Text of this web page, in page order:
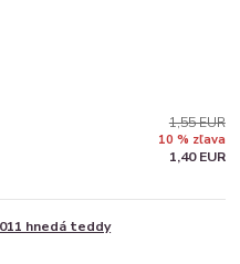
1,55 EUR
10 % zľava
1,40 EUR
hnedá teddy